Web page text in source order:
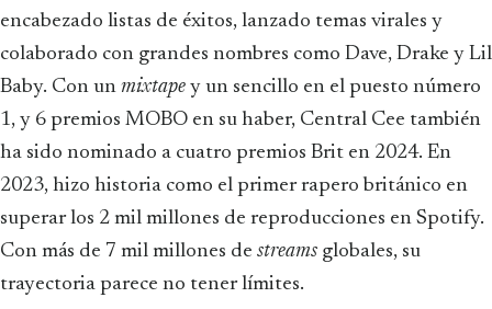
encabezado listas de éxitos, lanzado temas virales y
colaborado con grandes nombres como Dave, Drake y Lil
Baby. Con un mixtape y un sencillo en el puesto número
1, y 6 premios MOBO en su haber, Central Cee también
ha sido nominado a cuatro premios Brit en 2024. En
2023, hizo historia como el primer rapero británico en
superar los 2 mil millones de reproducciones en Spotify.
Con más de 7 mil millones de streams globales, su
trayectoria parece no tener límites.